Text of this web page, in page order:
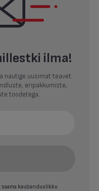
ilma!
nautige uusimat teavet.
eripakkumiste,
toodetega.
kaubanduslikku